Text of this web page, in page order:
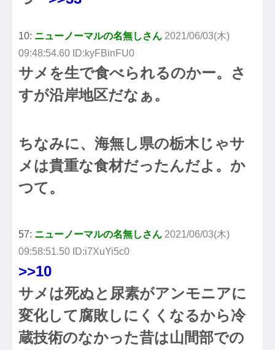
10: ニューノーマルの名無しさん 2021/06/03(木)
09:48:54.60 ID:kyFBinFU0
サメを生で食べられるのかー。さ
すが沿岸地区だなぁ。
ちなみに、海無し県の栃木じゃサ
メは貴重な食材だったんだよ。か
つて。
57: ニューノーマルの名無しさん 2021/06/03(木)
09:58:51.50 ID:i7XuYi5c0
>>10
サメは死ぬと尿素がアンモニアに
変化して腐敗しにくくなるから冷
蔵技術のなかった昔は山間部での